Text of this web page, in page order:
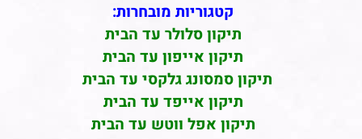
קטגוריות מובחרות:
תיקון סלולר עד הבית
תיקון אייפון עד הבית
תיקון סמסונג גלקסי עד הבית
תיקון אייפד עד הבית
תיקון אפל ווטש עד הבית